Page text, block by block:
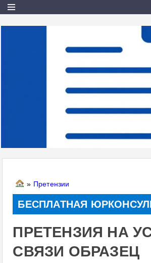
» Претензии
БЕСПЛАТНАЯ
ПРЕТЕНЗИЯ НА
СВЯЗИ ОБРАЗЕЦ